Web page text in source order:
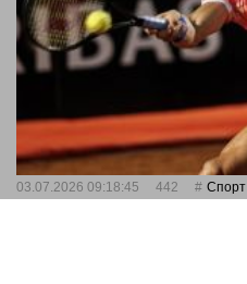
03.07.2026 09:18:45 442 Спорт